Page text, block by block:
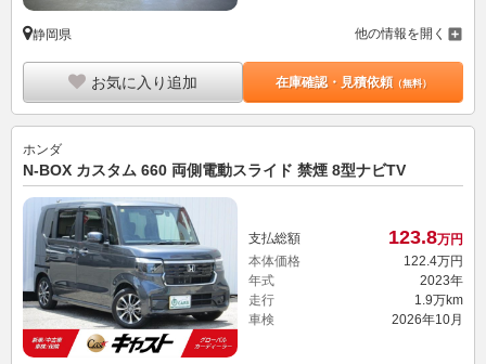
静岡県 他の情報を開く
お気に入り追加 在庫確認・見積依頼（無料）
ホンダ
N-BOX カスタム 660 両側電動スライド 禁煙 8型ナビTV
支払総額 123.8万円
本体価格
122. 4万円
年式
2023年
走行
1.9万km
車検
2026年10月